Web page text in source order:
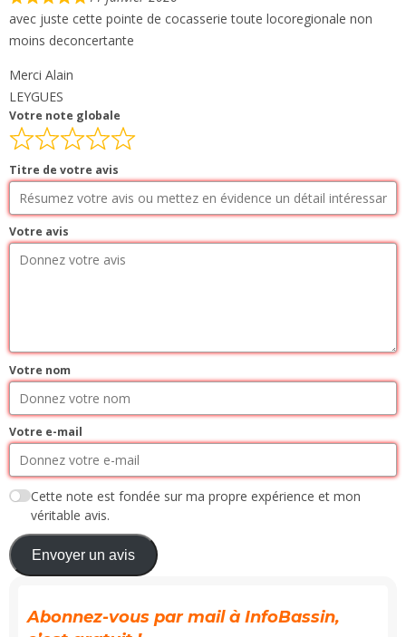
avec juste cette pointe de cocasserie toute locoregionale non
moins deconcertante
Merci Alain
LEYGUES
Votre note globale
Titre de votre avis
Votre avis
Votre nom
Votre e-mail
Cette note est fondée sur ma propre expérience et mon
véritable avis.
Envoyer un avis
Abonnez-vous par mail à InfoBassin,